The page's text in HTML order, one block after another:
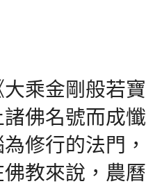
大乘金剛般若
諸佛名號而成
為修行的法門
佛教來說，農